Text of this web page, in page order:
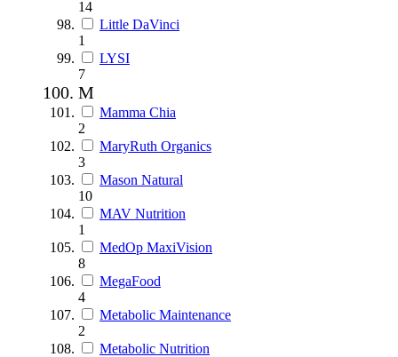
14
Little DaVinci
1
LYSI
7
M
Mamma Chia
2
MaryRuth Organics
3
Mason Natural
10
MAV Nutrition
1
MedOp MaxiVision
8
MegaFood
4
Metabolic Maintenance
2
Metabolic Nutrition